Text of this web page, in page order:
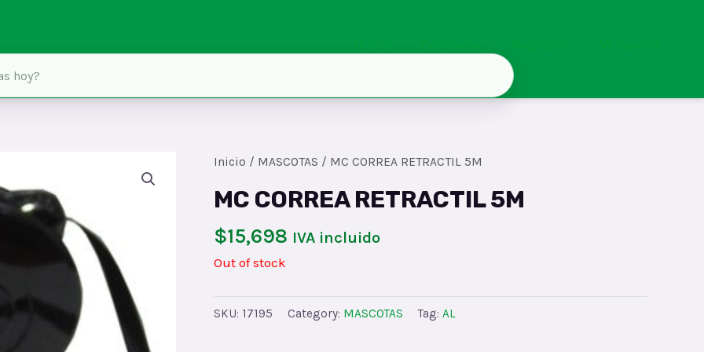
Inicio / MASCOTAS / MC CORREA RETRACTIL 5M
MC CORREA RETRACTIL 5M
$15,698 IVA incluido
Out of stock
SKU: 17195 Category: MASCOTAS Tag: AL